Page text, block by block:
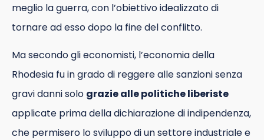
meglio la guerra, con l’obiettivo idealizzato di
tornare ad esso dopo la fine del conflitto.
Ma secondo gli economisti, l’economia della
Rhodesia fu in grado di reggere alle sanzioni senza
gravi danni solo grazie alle politiche liberiste
applicate prima della dichiarazione di indipendenza,
che permisero lo sviluppo di un settore industriale e